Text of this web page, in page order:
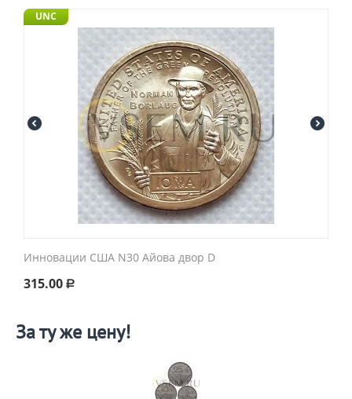
UNC
Инновации США N30 Айова двор D
315.00 Р
За ту же цену!